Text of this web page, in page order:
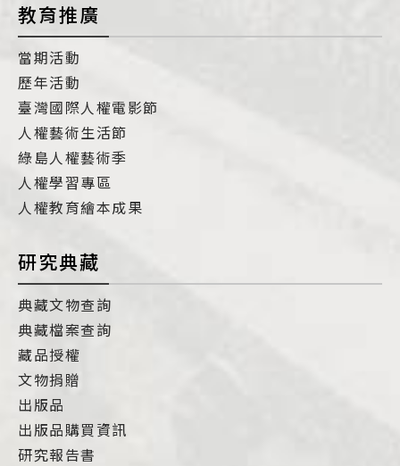
教育推廣
當期活動
歷年活動
臺灣國際人權電影節
人權藝術生活節
綠島人權藝術季
人權學習專區
人權教育繪本成果
研究典藏
典藏文物查詢
典藏檔案查詢
藏品授權
文物捐贈
出版品
出版品購買資訊
研究報告書